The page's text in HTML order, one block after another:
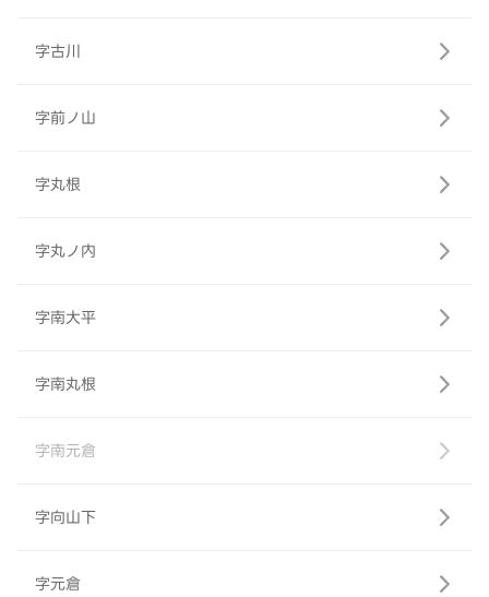
字古川
字前ノ山
字丸根
字丸ノ内
字南大平
字南丸根
字南元倉
字向山下
字元倉